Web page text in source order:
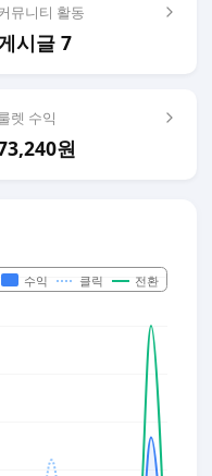
뮤니티 활동
시글 7
렛 수익
원